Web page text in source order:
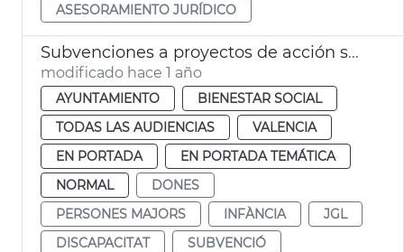
ASESORAMIENTO JURÍDICO
Subvenciones a proyectos de acción social
modificado hace 1 año
AYUNTAMIENTO
BIENESTAR SOCIAL
TODAS LAS AUDIENCIAS
VALENCIA
EN PORTADA
EN PORTADA TEMÁTICA
NORMAL
DONES
PERSONES MAJORS
INFÀNCIA
JGL
DISCAPACITAT
SUBVENCIÓ